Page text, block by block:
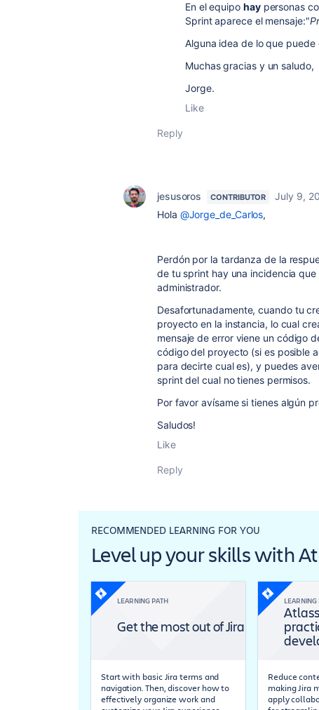
En el equipo hay personas
Sprint aparece el mensaje:"
Alguna idea de lo que puede
Muchas gracias y un saludo,
Jorge.
Like
Reply
jesusoros CONTRIBUTOR
July 9,
Hola @Jorge_de_Carlos,
Perdón por la tardanza de la
de tu sprint hay una incidencia
administrador.
Desafortunadamente, cuando tu
proyecto en la instancia, lo cual
mensaje de error viene un código
código del proyecto (si es posible
para decirte cual es), y puedes
sprint del cual no tienes permisos.
Por favor avísame si tienes algún
Saludos!
Like
Reply
RECOMMENDED LEARNING FOR YOU
Level up your skills with
LEARNING PATH
Get the most out of Jira
Start with basic Jira terms and
navigation. Then, discover how to
effectively organize work and
LEARNING
Reduce
making Jira
apply